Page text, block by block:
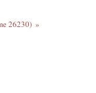
26230)